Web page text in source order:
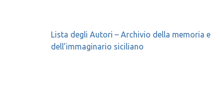
Navigazione
articoli
Lista degli Autori – Archivio della memoria e
dell’immaginario siciliano